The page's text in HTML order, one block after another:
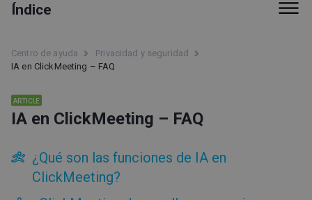
Índice
IA en ClickMeeting – FAQ
¿Qué son las funciones de IA en ClickMeeting?
¿Se utilizan los datos de los clientes para entrenar modelos
de IA?
¿Los modelos de IA están alojados en la infraestructura de
ClickMeeting?
¿Las funciones de IA tienen acceso a todos los datos de la
Plataforma ClickMeeting?
Centro de ayuda
Privacidad y seguridad
IA en ClickMeeting – FAQ
ARTICLE
IA en ClickMeeting – FAQ
¿Qué son las funciones de IA en
ClickMeeting?